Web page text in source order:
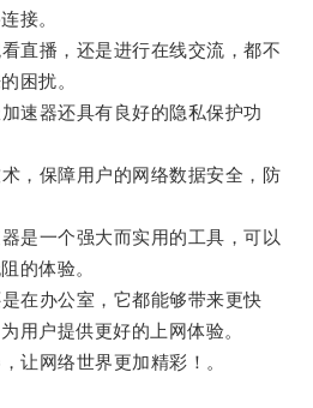
接。
播，还是进行在线交流，都不
困扰。
器还具有良好的隐私保护功
保障用户的网络数据安全，防
一个强大而实用的工具，可以
的体验。
办公室，它都能够带来更快
用户提供更好的上网体验。
网络世界更加精彩！。